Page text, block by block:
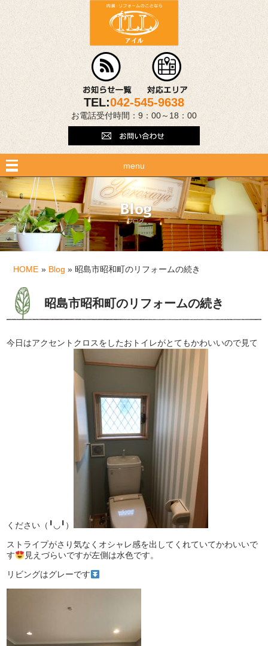
TEL:042-545-9638
お電話受付時間：9：00～18：00
menu
HOME » Blog » 昭島市昭和町のリフォームの続き
昭島市昭和町のリフォームの続き
今日はアクセントクロスをしたおトイレがとてもかわいいので見て
ください（╹◡╹）
ストライプがさり気なくオシャレ感を出してくれていてかわいいで
す
見えづらいですが左側は水色です。
リビングはグレーです